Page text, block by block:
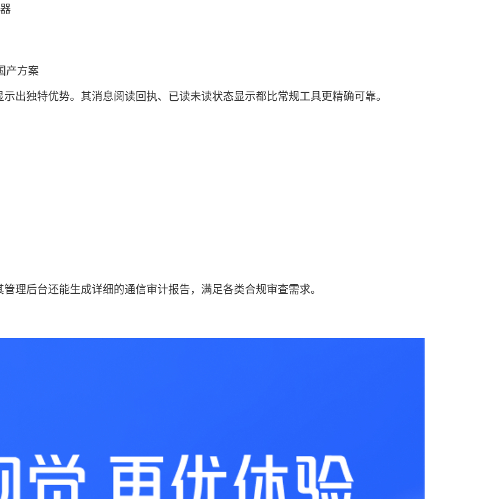
产方案
出独特优势。其消息阅读回执、已读未读状态显示都比常规工具更精确可靠。
理后台还能生成详细的通信审计报告，满足各类合规审查需求。